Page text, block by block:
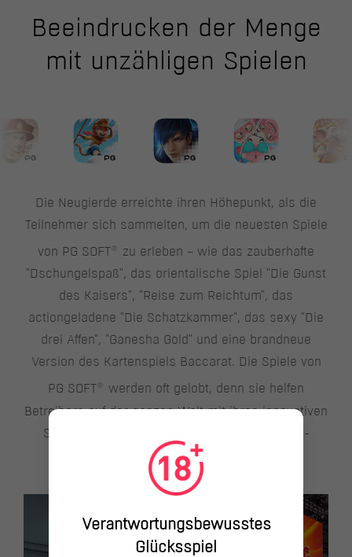
Beeindrucken der Menge
mit unzähligen Spielen
Die Neugierde erreichte ihren Höhepunkt, als die
Teilnehmer sich sammelten, um die neuesten Spiele
von PG SOFT® zu erleben – wie das zauberhafte
"Dschungelspaß", das orientalische Spiel "Die Gunst
des Kaisers", "Reise zum Reichtum", das
actiongeladene "Die Schatzkammer", das sexy "Die
drei Affen", "Ganesha Gold" und eine brandneue
Version des Kartenspiels Baccarat. Die Spiele von
PG SOFT® werden oft gelobt, denn sie helfen
Betreibern auf der ganzen Welt mit ihren innovativen
Spielerlebnissen bei der Kundenakquise und -
bindung.
Verantwortungsbewusstes
Glücksspiel